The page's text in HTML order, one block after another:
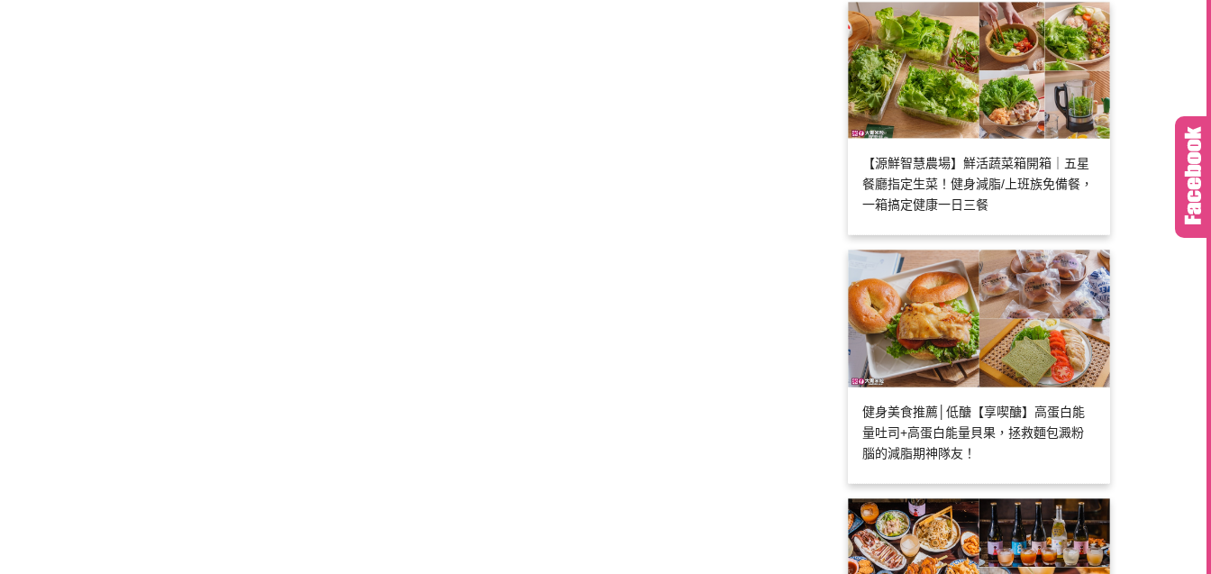
【源鮮智慧農場】鮮活蔬菜箱開箱｜五星
餐廳指定生菜！健身減脂/上班族免備餐，
一箱搞定健康一日三餐
健身美食推薦│低醣【享喫醣】高蛋白能
量吐司+高蛋白能量貝果，拯救麵包澱粉
腦的減脂期神隊友！